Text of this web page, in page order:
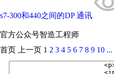
s7-300和440之间的DP 通讯
官方公众号智造工程师
首页 上一页 1 2 3 4 5 6 7 8 9 10 ...